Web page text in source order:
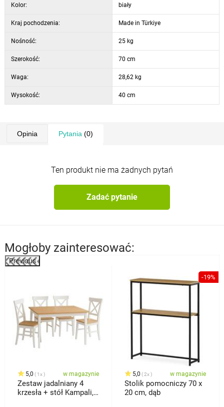
Wymiary lustra: szerokość 51 cm, wysokość 76,5 cm,
głębokość 2 cm
Kolor: biały
Kraj pochodzenia: Made in Türkiye
Nośność: 25 kg
Szerokość: 70 cm
Waga: 28,62 kg
Wysokość: 40 cm
Opinia Pytania (0)
Ten produkt nie ma żadnych pytań
Zadać pytanie
Mogłoby zainteresować:
Previous
5,0 1x w magazynie
Zestaw jadalniany 4
krzesła + stół Kampali,
-19%
5,0 2x w magazynie
Stolik pomocniczy 70 x
20 cm, dąb